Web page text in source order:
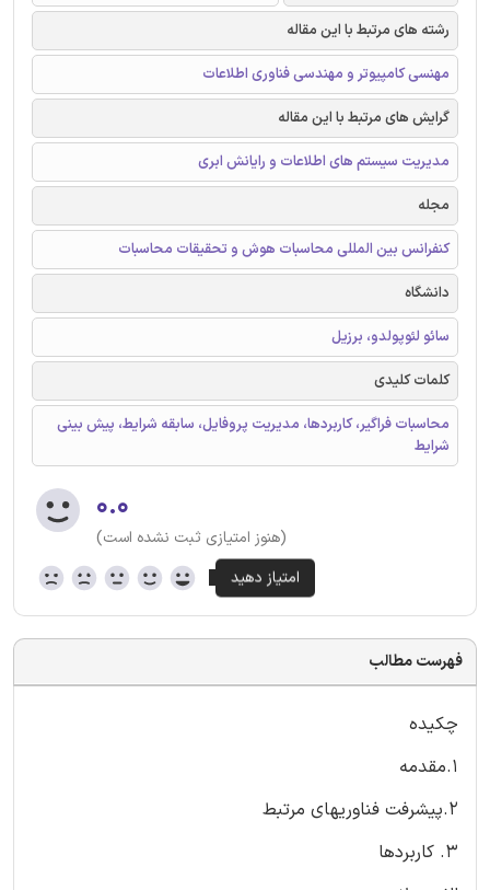
رشته های مرتبط با این مقاله
مهنسی کامپیوتر و مهندسی فناوری اطلاعات
گرایش های مرتبط با این مقاله
مدیریت سیستم های اطلاعات و رایانش ابری
مجله
کنفرانس بین المللی محاسبات هوش و تحقیقات محاسبات
دانشگاه
سائو لئوپولدو، برزیل
کلمات کلیدی
محاسبات فراگیر، کاربردها، مدیریت پروفایل، سابقه شرایط، پیش بینی
شرایط
۰.۰
(هنوز امتیازی ثبت نشده است)
فهرست مطالب
چکیده
1.مقدمه
2.پیشرفت فناوریهای مرتبط
3. کاربردها